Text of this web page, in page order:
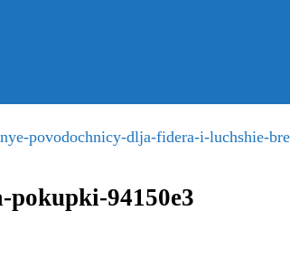
povodochnicy-dlja-fidera-i-luchshie-
94150e3